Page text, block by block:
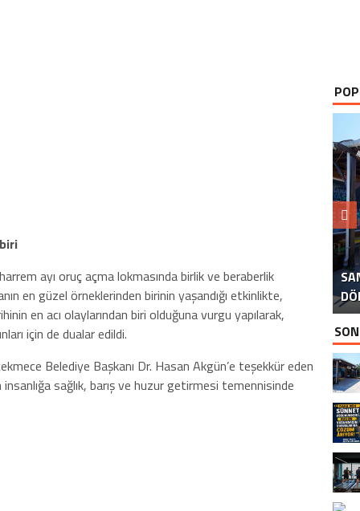
ayı oruç açma lokmasında birlik ve beraberlik
en güzel örneklerinden birinin yaşandığı etkinlikte,
en acı olaylarından biri olduğuna vurgu yapılarak,
için de dualar edildi.
Belediye Başkanı Dr. Hasan Akgün’e teşekkür eden
sağlık, barış ve huzur getirmesi temennisinde